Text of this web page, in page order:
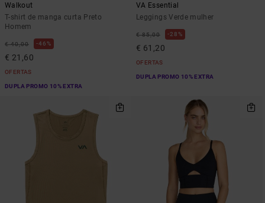
Walkout
T-shirt de manga curta Preto
Homem
€ 40,00 46%
€ 21,60
OFERTAS
DUPLA PROMO 10% EXTRA
VA Essential
Leggings Verde mulher
€ 85,00 28%
€ 61,20
OFERTAS
DUPLA PROMO 10% EXTRA